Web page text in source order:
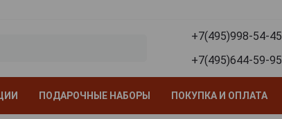
+7(495)998-54-45
+7(495)644-59-95
ПОДАРОЧНЫЕ НАБОРЫ ПОКУПКА И ОПЛАТА